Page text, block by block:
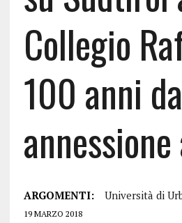
Collegio
100 anni da
ARGOMENTI: Università di
19 MARZO 2018